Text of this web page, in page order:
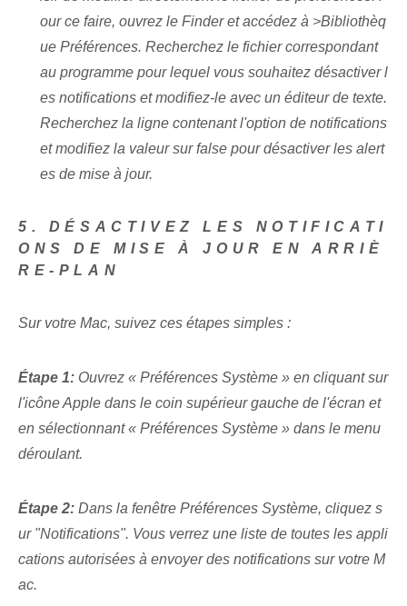
our ce faire, ouvrez le‌ Finder et accédez à​ >Bibliothèq
ue Préférences. Recherchez le fichier correspondant
au programme pour lequel vous souhaitez désactiver l
es notifications et modifiez-le avec un éditeur de texte.
Recherchez la ligne contenant l'option de notifications
et modifiez la valeur sur false pour désactiver les alert
es de mise à jour.
5. DÉSACTIVEZ LES NOTIFICATI
ONS DE MISE À JOUR EN ARRIÈ
RE-PLAN
Sur votre Mac, suivez ces étapes simples :
Étape 1: Ouvrez « Préférences Système » en cliquant sur
l'icône Apple dans le coin supérieur gauche de l'écran et
en sélectionnant « Préférences Système » dans le menu
déroulant.
Étape 2: Dans la fenêtre Préférences Système, cliquez s
ur "Notifications". Vous verrez une liste de toutes les appli
cations autorisées à envoyer des notifications sur votre M
ac.